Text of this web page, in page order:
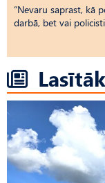
“Nevaru saprast, kā
darbā, bet vai